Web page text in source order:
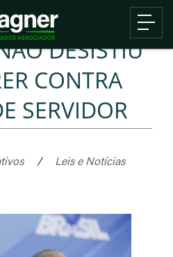
DESISTIU
CONTRA
SERVIDOR
/
Leis e Notícias